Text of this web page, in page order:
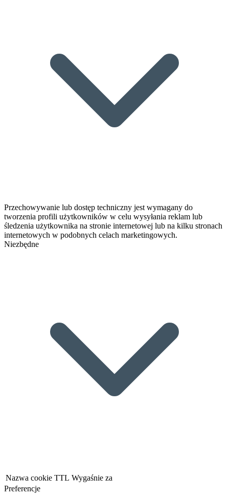
Przechowywanie lub dostęp techniczny jest wymagany do
tworzenia profili użytkowników w celu wysyłania reklam lub
śledzenia użytkownika na stronie internetowej lub na kilku stronach
internetowych w podobnych celach marketingowych.
Niezbędne
Nazwa cookie TTL Wygaśnie za
Preferencje